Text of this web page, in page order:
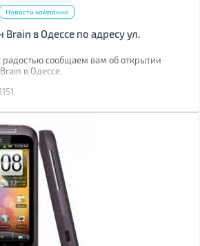
Новости компании
Brain в Одессе по адресу ул.
сообщаем вам об открытии
в Одессе.